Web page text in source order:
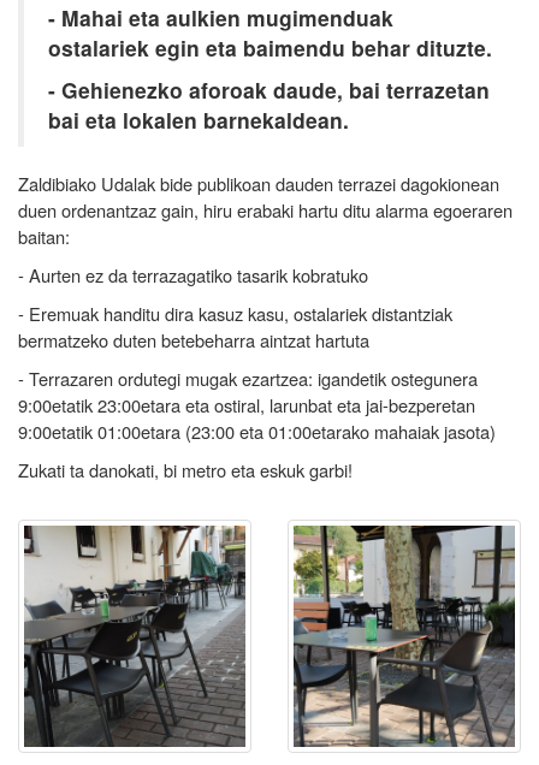
- Mahai eta aulkien mugimenduak
ostalariek egin eta baimendu behar dituzte.
- Gehienezko aforoak daude, bai terrazetan
bai eta lokalen barnekaldean.
Zaldibiako Udalak bide publikoan dauden terrazei dagokionean
duen ordenantzaz gain, hiru erabaki hartu ditu alarma egoeraren
baitan:
- Aurten ez da terrazagatiko tasarik kobratuko
- Eremuak handitu dira kasuz kasu, ostalariek distantziak
bermatzeko duten betebeharra aintzat hartuta
- Terrazaren ordutegi mugak ezartzea: igandetik ostegunera
9:00etatik 23:00etara eta ostiral, larunbat eta jai-bezperetan
9:00etatik 01:00etara (23:00 eta 01:00etarako mahaiak jasota)
Zukati ta danokati, bi metro eta eskuk garbi!